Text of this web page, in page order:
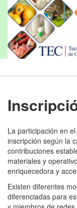
La participación en
inscripción según la
contribuciones
materiales y
enriquecedora y
Existen diferentes
diferenciadas para